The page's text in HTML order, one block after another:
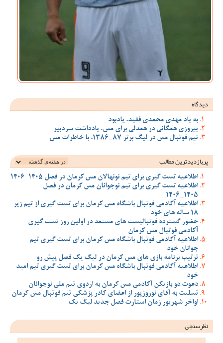
دیدگاه
به یاد مهدی محمدی فقید، یادبود
پیروزی همگانی در همدلی برای مس، یادداشت سردبیر
تیم فوتبال مس در لیگ برتر 87_1386، با خاطرات مس
پربازدیدترین‌ مطالب
اطلاعیه تست گیری برای تیم نونهالان مس کرمان در فصل 1405-1406
اطلاعیه تست گیری برای تیم نوجوانان مس کرمان در فصل
1405_1406
اطلاعیه آکادمی فوتبال باشگاه مس کرمان برای تست گیری از تیم زیر
18 ساله های خود
حضور گسترده فوتبالیست های مستعد در اولین روز تست گیری
آکادمی فوتبال مس کرمان
اطلاعیه آکادمی فوتبال باشگاه مس کرمان برای تست گیری تیم
جوانان خود
ترتیب برنامه بازی های مس کرمان در لیگ یک فصل پیش رو
اطلاعیه آکادمی فوتبال باشگاه مس کرمان برای تست گیری تیم امید
خود
دعوت دو بازیکن آکادمی مس کرمان به اردوی تیم ملی نوجوانان
تسلیت به آقای نوروزپور از اعضای کادر پزشکی تیم فوتبال مس کرمان
اواخر شهریور زمان استارت فصل جدید لیگ یک
نظرسنجی